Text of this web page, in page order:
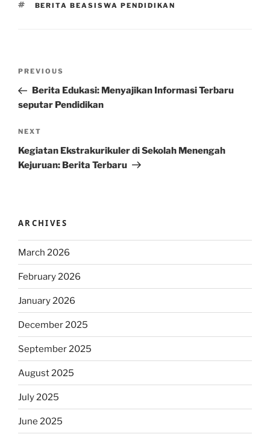
TAGS
BERITA BEASISWA PENDIDIKAN
Previous
Post
PREVIOUS
Berita Edukasi: Menyajikan Informasi Terbaru
seputar Pendidikan
Next
Post
NEXT
Kegiatan Ekstrakurikuler di Sekolah Menengah
Kejuruan: Berita Terbaru
ARCHIVES
March 2026
February 2026
January 2026
December 2025
September 2025
August 2025
July 2025
June 2025